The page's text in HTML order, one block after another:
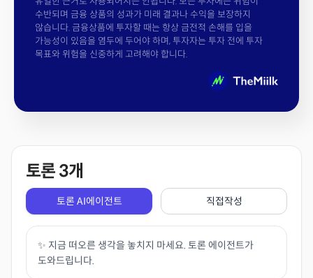
수반되며 금융 상품의 성과가 미래 결과나 수익을 보장하지
않습니다. 금융상품에 투자할 때는 항상 금전적 손해를 입을
가능성이 있음을 염두에 두어야 하며, 투자자는 투자 전에 투자
목표와 위험을 신중하게 고려해야 합니다.
토론 3개
토론 AI에이전트 직접작성
✨ 지금 떠오른 생각을 놓치지 마세요. 토론 에이전트가
도와드립니다.